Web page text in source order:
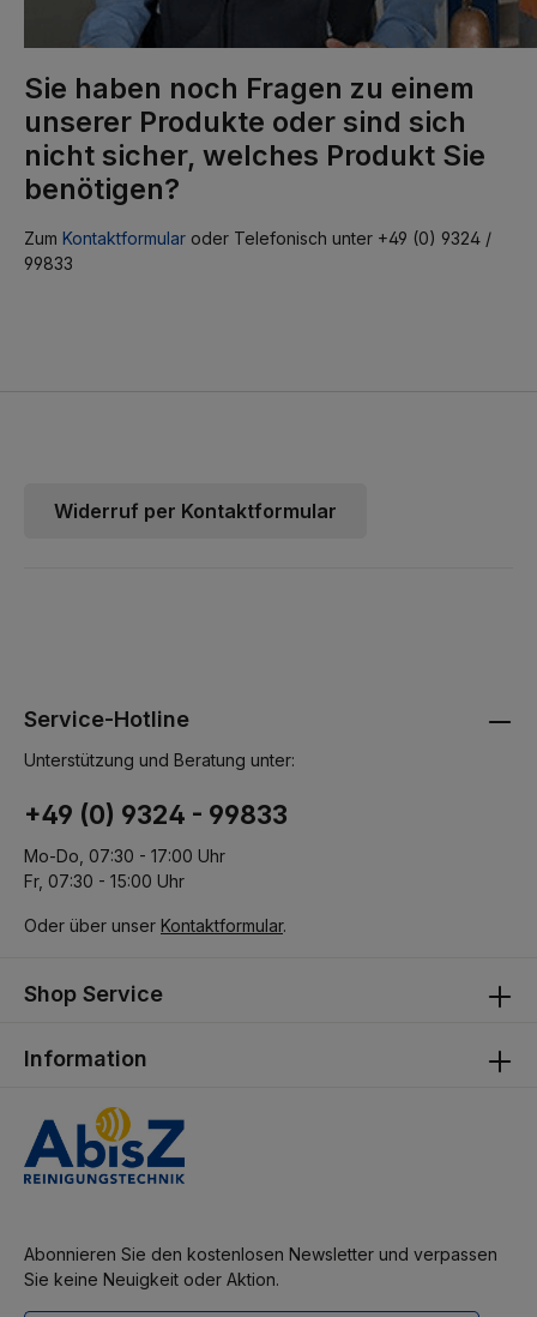
Sie haben noch Fragen zu einem
unserer Produkte oder sind sich
nicht sicher, welches Produkt Sie
benötigen?
Zum Kontaktformular oder Telefonisch unter +49 (0) 9324 /
99833
Widerruf per Kontaktformular
Abonnieren Sie den kostenlosen Newsletter und verpassen
Sie keine Neuigkeit oder Aktion.
Service-Hotline
Unterstützung und Beratung unter:
+49 (0) 9324 - 99833
Mo-Do, 07:30 - 17:00 Uhr
Fr, 07:30 - 15:00 Uhr
Oder über unser Kontaktformular.
Shop Service
Information